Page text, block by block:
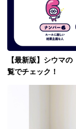
【最新版】シウマ
覧でチェック！